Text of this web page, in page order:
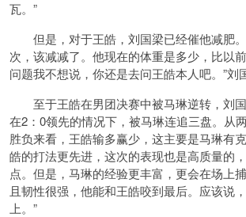
瓦。”
但是，对于王皓，刘国梁已经催他减肥。
次，该减减了。他现在的体重是多少，比以
问题我不想说，你还是去问王皓本人吧。”刘
至于王皓在男团决赛中被马琳逆转，刘国
在2：0领先的情况下，被马琳连追三盘。从
胜负来看，王皓输多赢少，这主要是马琳有
皓的打法更先进，这次的表现也是高质量的
点。但是，马琳的经验更丰富，更会在场上
且韧性很强，他能和王皓咬到最后。应该说
上。”